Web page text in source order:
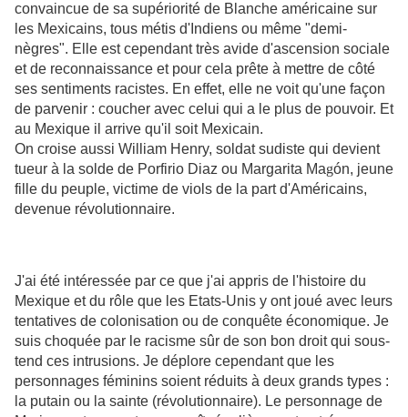
convaincue de sa supériorité de Blanche américaine sur
les Mexicains, tous métis d'Indiens ou même "demi-
nègres". Elle est cependant très avide d'ascension sociale
et de reconnaissance et pour cela prête à mettre de côté
ses sentiments racistes. En effet, elle ne voit qu'une façon
de parvenir : coucher avec celui qui a le plus de pouvoir. Et
au Mexique il arrive qu'il soit Mexicain.
On croise aussi William Henry, soldat sudiste qui devient
tueur à la solde de Porfirio Diaz ou Margarita Magón, jeune
fille du peuple, victime de viols de la part d'Américains,
devenue révolutionnaire.
J'ai été intéressée par ce que j'ai appris de l'histoire du
Mexique et du rôle que les Etats-Unis y ont joué avec leurs
tentatives de colonisation ou de conquête économique. Je
suis choquée par le racisme sûr de son bon droit qui sous-
tend ces intrusions. Je déplore cependant que les
personnages féminins soient réduits à deux grands types :
la putain ou la sainte (révolutionnaire). Le personnage de